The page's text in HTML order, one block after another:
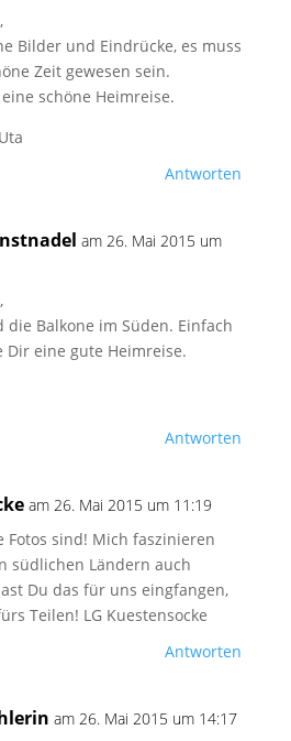
Bilder und Eindrücke, es muss
Zeit gewesen sein.
schöne Heimreise.
Antworten
am 26. Mai 2015 um
die Balkone im Süden. Einfach
Dir eine gute Heimreise.
Antworten
am 26. Mai 2015 um 11:19
Fotos sind! Mich faszinieren
südlichen Ländern auch
Du das für uns eingfangen,
Teilen! LG Kuestensocke
Antworten
am 26. Mai 2015 um 14:17